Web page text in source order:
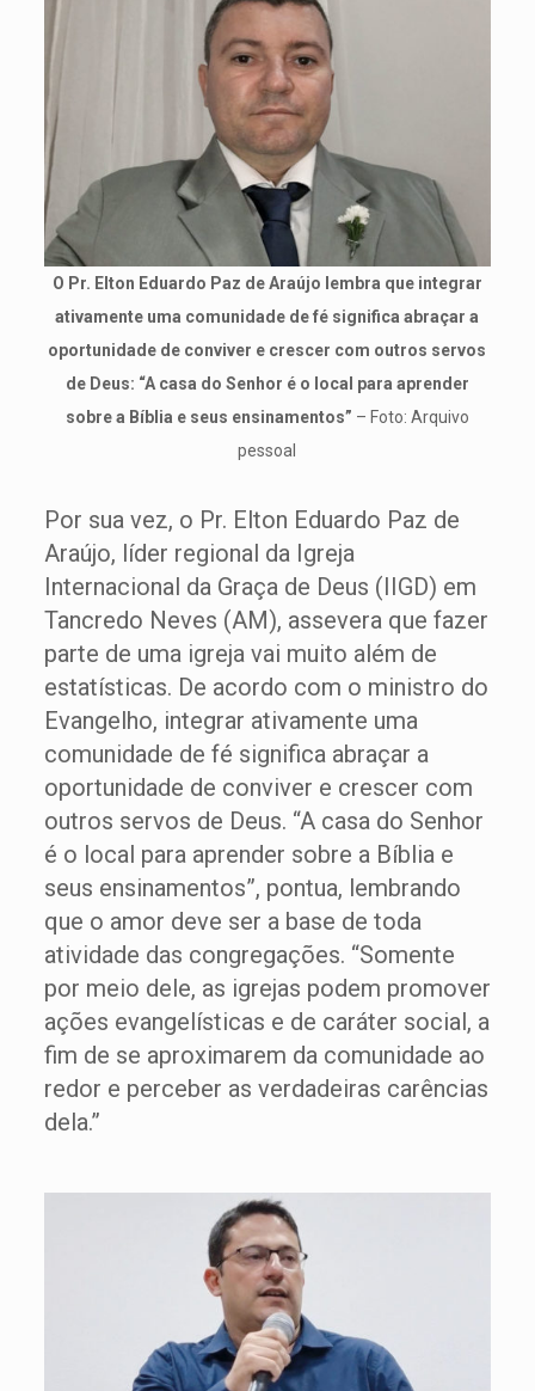
O Pr. Elton Eduardo Paz de Araújo lembra que integrar
ativamente uma comunidade de fé significa abraçar a
oportunidade de conviver e crescer com outros servos
de Deus: “A casa do Senhor é o local para aprender
sobre a Bíblia e seus ensinamentos” – Foto: Arquivo
pessoal
Por sua vez, o Pr. Elton Eduardo Paz de
Araújo, líder regional da Igreja
Internacional da Graça de Deus (IIGD) em
Tancredo Neves (AM), assevera que fazer
parte de uma igreja vai muito além de
estatísticas. De acordo com o ministro do
Evangelho, integrar ativamente uma
comunidade de fé significa abraçar a
oportunidade de conviver e crescer com
outros servos de Deus. “A casa do Senhor
é o local para aprender sobre a Bíblia e
seus ensinamentos”, pontua, lembrando
que o amor deve ser a base de toda
atividade das congregações. “Somente
por meio dele, as igrejas podem promover
ações evangelísticas e de caráter social, a
fim de se aproximarem da comunidade ao
redor e perceber as verdadeiras carências
dela.”